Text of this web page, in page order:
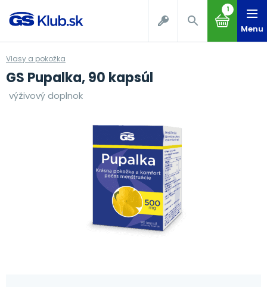
1
Menu
Vlasy a pokožka
GS Pupalka, 90 kapsúl
výživový doplnok